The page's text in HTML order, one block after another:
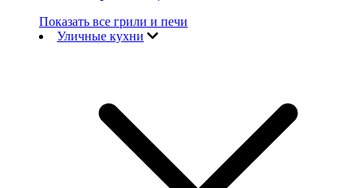
Показать все грили и печи
Уличные кухни